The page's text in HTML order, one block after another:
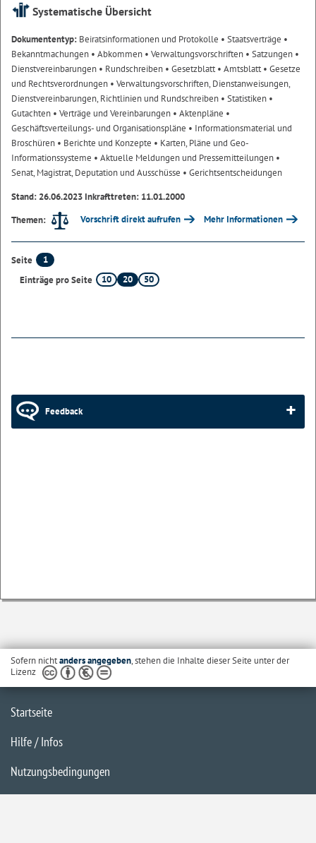
Systematische Übersicht
Dokumententyp: Beiratsinformationen und Protokolle • Staatsverträge •
Bekanntmachungen • Abkommen • Verwaltungsvorschriften • Satzungen •
Dienstvereinbarungen • Rundschreiben • Gesetzblatt• Amtsblatt• Gesetze
und Rechtsverordnungen • Verwaltungsvorschriften, Dienstanweisungen,
Dienstvereinbarungen, Richtlinien und Rundschreiben • Statistiken •
Gutachten • Verträge und Vereinbarungen • Aktenpläne •
Geschäftsverteilungs- und Organisationspläne • Informationsmaterial und
Broschüren • Berichte und Konzepte • Karten, Pläne und Geo-
Informationssysteme • Aktuelle Meldungen und Pressemitteilungen •
Senat, Magistrat, Deputation und Ausschüsse • Gerichtsentscheidungen
Stand: 26.06.2023 Inkrafttreten: 11.01.2000
Themen:
Vorschrift direkt aufrufen Mehr Informationen
Seite
1
Einträge pro Seite
10 20 50
Feedback
Sofern nichtanders angegeben, stehen die Inhalte dieser Seite unter der
Lizenz
Startseite
Hilfe / Infos
Nutzungsbedingungen